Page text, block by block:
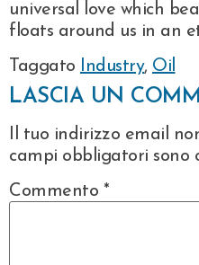
universal love which
floats around us in an
Taggato
Industry, Oil
LASCIA UN
Il tuo indirizzo email
campi obbligatori sono
Commento *